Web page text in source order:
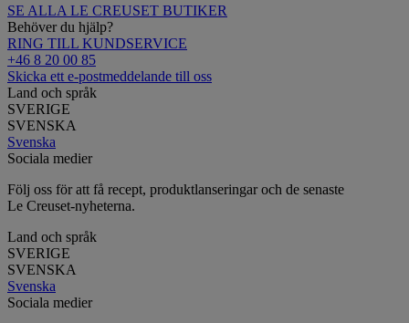
SE ALLA LE CREUSET BUTIKER
Behöver du hjälp?
RING TILL KUNDSERVICE
+46 8 20 00 85
Skicka ett e-postmeddelande till oss
Land och språk
SVERIGE
SVENSKA
Svenska
Sociala medier
Följ oss för att få recept, produktlanseringar och de senaste
Le Creuset-nyheterna.
Land och språk
SVERIGE
SVENSKA
Svenska
Sociala medier